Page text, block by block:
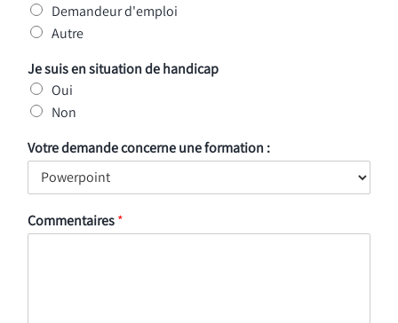
Demandeur d'emploi
Autre
Je suis en situation de handicap
Oui
Non
Votre demande concerne une formation :
Commentaires*